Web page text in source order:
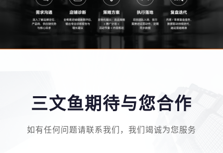
三文鱼期待与您合作
如有任何问题请联系我们，我们竭诚为您服务